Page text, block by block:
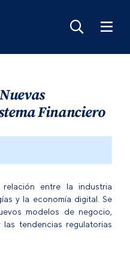
Financiero
entre la industria
y la economía digital. Se
modelos de negocio,
tendencias regulatorias